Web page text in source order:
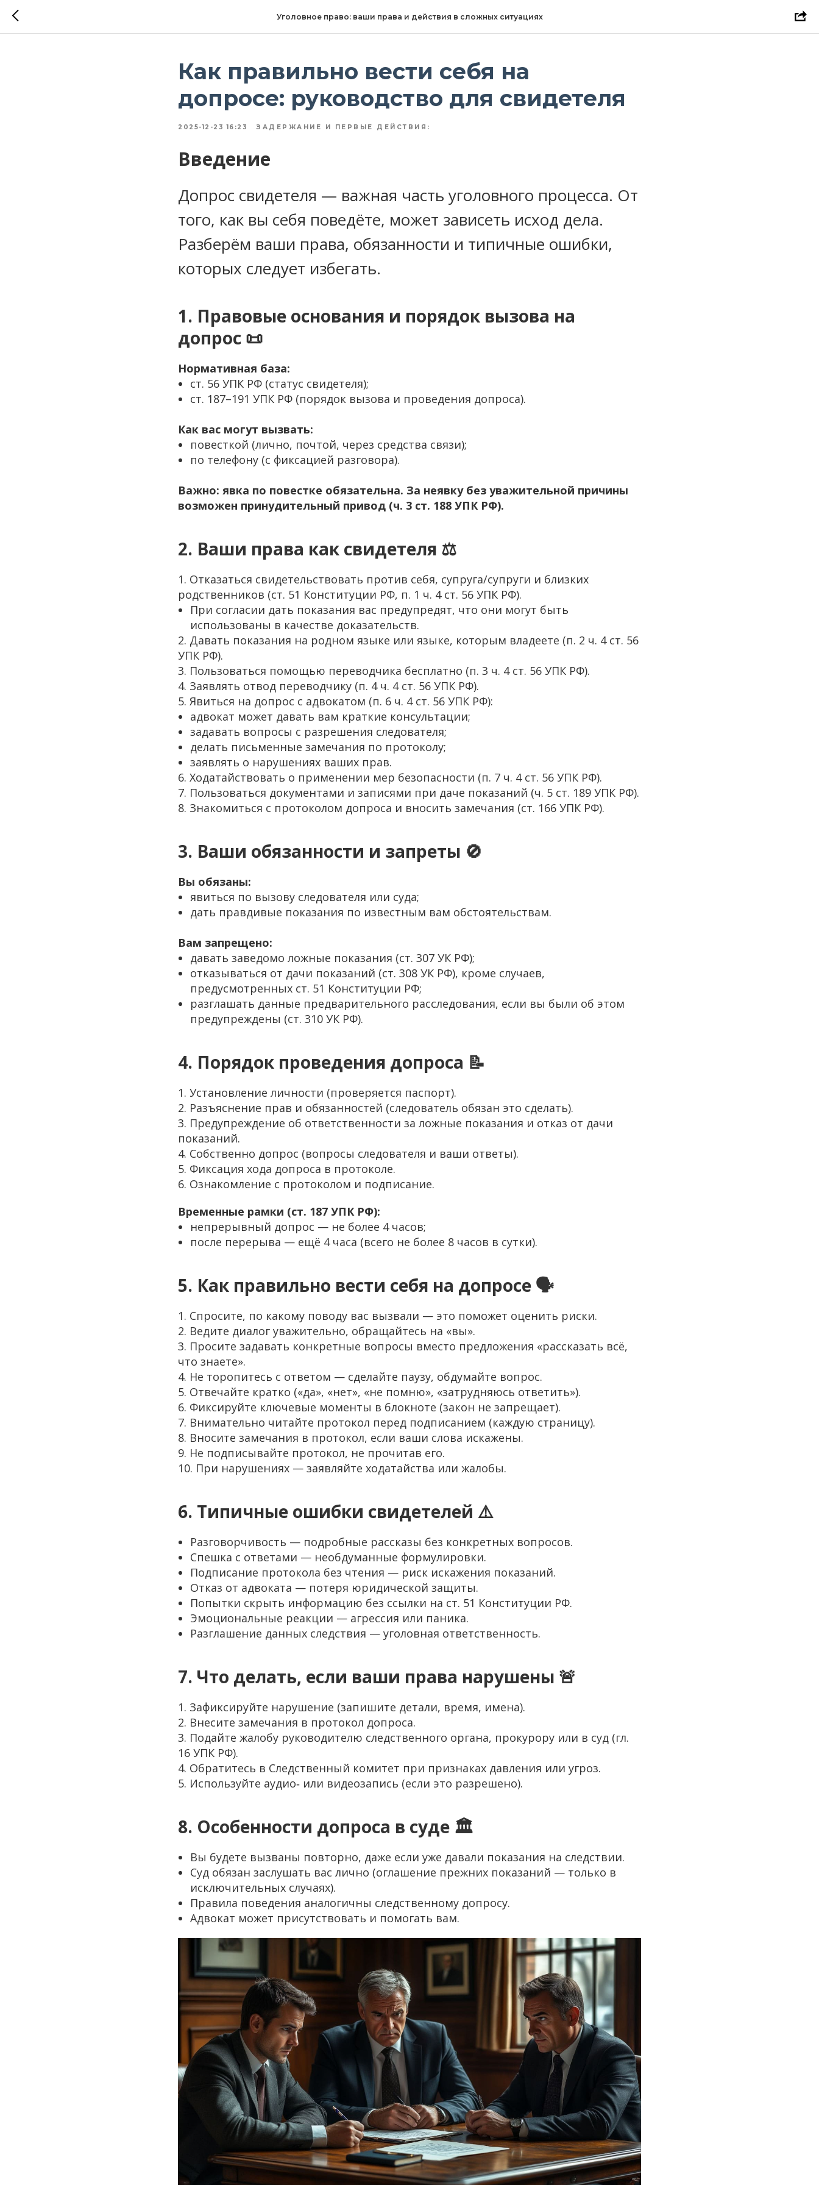
Уголовное право: ваши права и действия в сложных ситуациях
Как правильно вести себя на
допросе: руководство для свидетеля
2025-12-23 16:23 ЗАДЕРЖАНИЕ И ПЕРВЫЕ ДЕЙСТВИЯ:
Введение
Допрос свидетеля — важная часть уголовного процесса. От
того, как вы себя поведёте, может зависеть исход дела.
Разберём ваши права, обязанности и типичные ошибки,
которых следует избегать.
1. Правовые основания и порядок вызова на
допрос 📜
Нормативная база:
ст. 56 УПК РФ (статус свидетеля);
ст. 187–191 УПК РФ (порядок вызова и проведения допроса).
Как вас могут вызвать:
повесткой (лично, почтой, через средства связи);
по телефону (с фиксацией разговора).
Важно: явка по повестке обязательна. За неявку без уважительной причины
возможен принудительный привод (ч. 3 ст. 188 УПК РФ).
2. Ваши права как свидетеля ⚖️
1. Отказаться свидетельствовать против себя, супруга/супруги и близких
родственников (ст. 51 Конституции РФ, п. 1 ч. 4 ст. 56 УПК РФ).
При согласии дать показания вас предупредят, что они могут быть
использованы в качестве доказательств.
2. Давать показания на родном языке или языке, которым владеете (п. 2 ч. 4 ст. 56
УПК РФ).
3. Пользоваться помощью переводчика бесплатно (п. 3 ч. 4 ст. 56 УПК РФ).
4. Заявлять отвод переводчику (п. 4 ч. 4 ст. 56 УПК РФ).
5. Явиться на допрос с адвокатом (п. 6 ч. 4 ст. 56 УПК РФ):
адвокат может давать вам краткие консультации;
задавать вопросы с разрешения следователя;
делать письменные замечания по протоколу;
заявлять о нарушениях ваших прав.
6. Ходатайствовать о применении мер безопасности (п. 7 ч. 4 ст. 56 УПК РФ).
7. Пользоваться документами и записями при даче показаний (ч. 5 ст. 189 УПК РФ).
8. Знакомиться с протоколом допроса и вносить замечания (ст. 166 УПК РФ).
3. Ваши обязанности и запреты 🚫
Вы обязаны:
явиться по вызову следователя или суда;
дать правдивые показания по известным вам обстоятельствам.
Вам запрещено:
давать заведомо ложные показания (ст. 307 УК РФ);
отказываться от дачи показаний (ст. 308 УК РФ), кроме случаев,
предусмотренных ст. 51 Конституции РФ;
разглашать данные предварительного расследования, если вы были об этом
предупреждены (ст. 310 УК РФ).
4. Порядок проведения допроса 📝
1. Установление личности (проверяется паспорт).
2. Разъяснение прав и обязанностей (следователь обязан это сделать).
3. Предупреждение об ответственности за ложные показания и отказ от дачи
показаний.
4. Собственно допрос (вопросы следователя и ваши ответы).
5. Фиксация хода допроса в протоколе.
6. Ознакомление с протоколом и подписание.
Временные рамки (ст. 187 УПК РФ):
непрерывный допрос — не более 4 часов;
после перерыва — ещё 4 часа (всего не более 8 часов в сутки).
5. Как правильно вести себя на допросе 🗣️
1. Спросите, по какому поводу вас вызвали — это поможет оценить риски.
2. Ведите диалог уважительно, обращайтесь на «вы».
3. Просите задавать конкретные вопросы вместо предложения «рассказать всё,
что знаете».
4. Не торопитесь с ответом — сделайте паузу, обдумайте вопрос.
5. Отвечайте кратко («да», «нет», «не помню», «затрудняюсь ответить»).
6. Фиксируйте ключевые моменты в блокноте (закон не запрещает).
7. Внимательно читайте протокол перед подписанием (каждую страницу).
8. Вносите замечания в протокол, если ваши слова искажены.
9. Не подписывайте протокол, не прочитав его.
10. При нарушениях — заявляйте ходатайства или жалобы.
6. Типичные ошибки свидетелей ⚠️
Разговорчивость — подробные рассказы без конкретных вопросов.
Спешка с ответами — необдуманные формулировки.
Подписание протокола без чтения — риск искажения показаний.
Отказ от адвоката — потеря юридической защиты.
Попытки скрыть информацию без ссылки на ст. 51 Конституции РФ.
Эмоциональные реакции — агрессия или паника.
Разглашение данных следствия — уголовная ответственность.
7. Что делать, если ваши права нарушены 🚨
1. Зафиксируйте нарушение (запишите детали, время, имена).
2. Внесите замечания в протокол допроса.
3. Подайте жалобу руководителю следственного органа, прокурору или в суд (гл.
16 УПК РФ).
4. Обратитесь в Следственный комитет при признаках давления или угроз.
5. Используйте аудио‑ или видеозапись (если это разрешено).
8. Особенности допроса в суде 🏛️
Вы будете вызваны повторно, даже если уже давали показания на следствии.
Суд обязан заслушать вас лично (оглашение прежних показаний — только в
исключительных случаях).
Правила поведения аналогичны следственному допросу.
Адвокат может присутствовать и помогать вам.